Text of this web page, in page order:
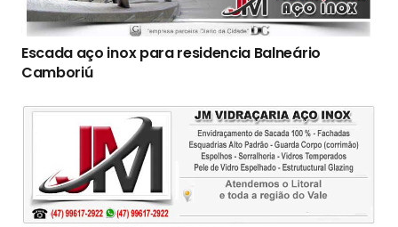
Escada aço inox para residencia Balneário
Camboriú